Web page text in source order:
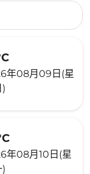
年08月09日(星
年08月10日(星